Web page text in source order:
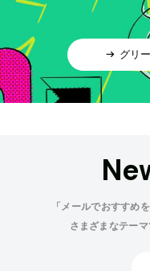
グリ
「メールでおすすめ
さまざまなテー